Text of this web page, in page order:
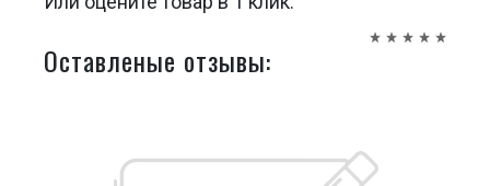
Оставленые отзывы: